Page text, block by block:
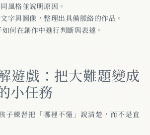
風格並說明原因。
字與圖像，整理出具備脈絡的作品。
何在創作中進行判斷與表達。
遊戲：把大難題變成
小任務
子練習把「哪裡不懂」說清楚，而不是直